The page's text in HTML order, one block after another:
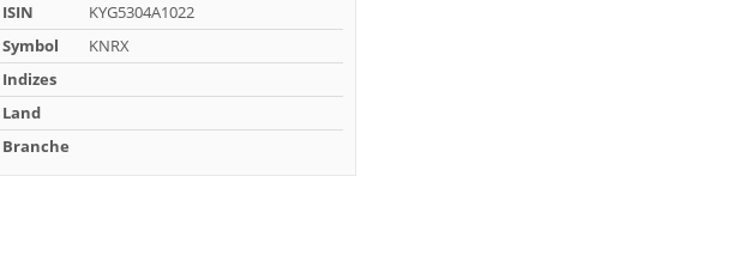
ISIN
KYG5304A1022
Symbol
KNRX
Indizes
Land
Branche